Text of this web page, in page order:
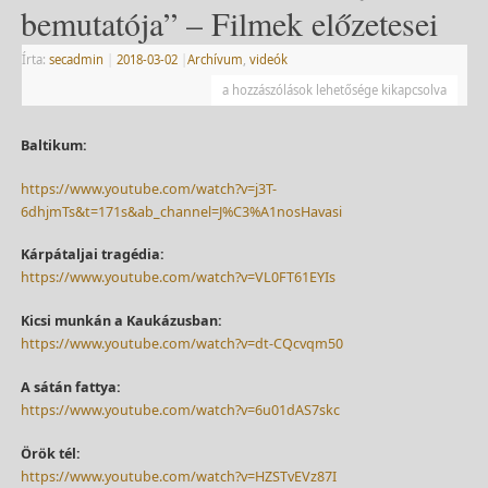
bemutatója” – Filmek előzetesei
Írta: secadmin 2018-03-02 Archívum, videók
a hozzászólások lehetősége kikapcsolva
Baltikum:
https://www.youtube.com/watch?v=j3T-
6dhjmTs&t=171s&ab_channel=J%C3%A1nosHavasi
Kárpátaljai tragédia:
https://www.youtube.com/watch?v=VL0FT61EYIs
Kicsi munkán a Kaukázusban:
https://www.youtube.com/watch?v=dt-CQcvqm50
A sátán fattya:
https://www.youtube.com/watch?v=6u01dAS7skc
Örök tél:
https://www.youtube.com/watch?v=HZSTvEVz87I